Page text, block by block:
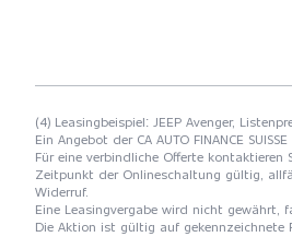
(4) Leasingbeispiel: JEEP Avenger,
Ein Angebot der CA AUTO FINANCE SUISSE
Für eine verbindliche Offerte
Zeitpunkt der Onlineschaltung gültig,
Widerruf.
Eine Leasingvergabe wird nicht gewährt,
Die Aktion ist gültig auf gekennzeichnete